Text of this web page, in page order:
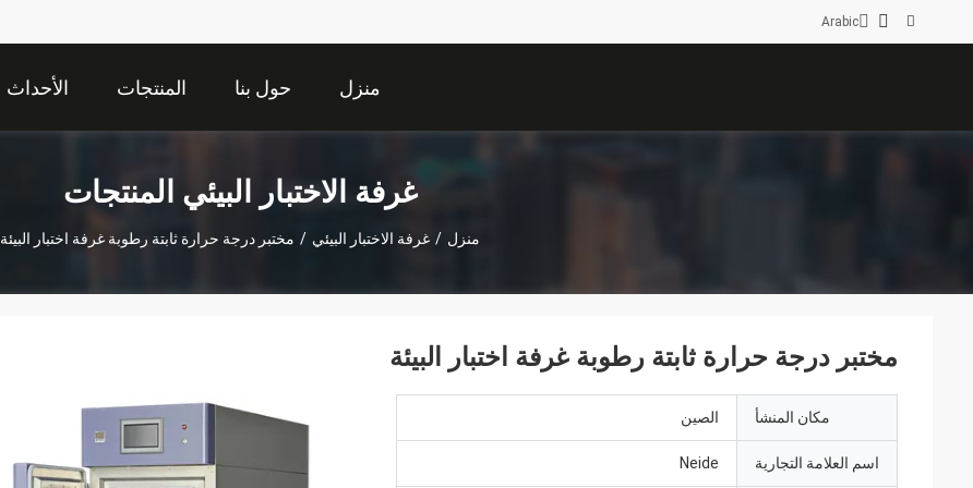
Arabic
منزل حول بنا المنتجات الأحداث
غرفة الاختبار البيئي المنتجات
منزل / غرفة الاختبار البيئي / مختبر درجة حرارة ثابتة رطوبة غرفة اختبار البيئة
مختبر درجة حرارة ثابتة رطوبة غرفة اختبار البيئة
مكان المنشأ الصين
اسم العلامة التجارية Neide